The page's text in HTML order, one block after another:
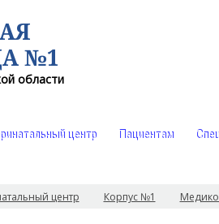
№1
области
центр Пациентам
центр Корпус №1